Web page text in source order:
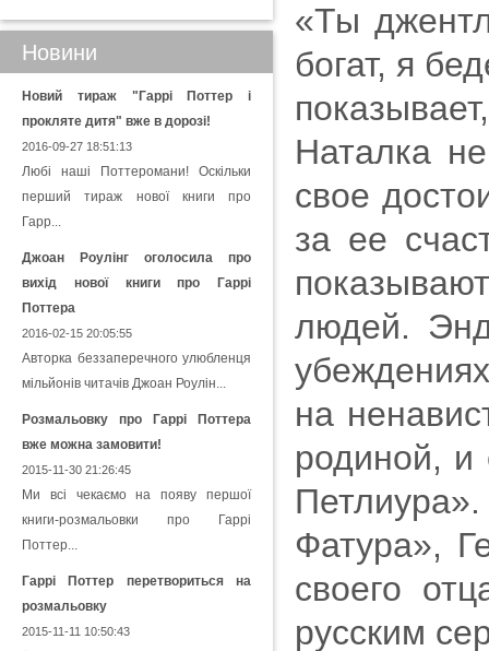
«Ты
богат, я
Наталка
свое
за ее
людей.
на
родиной, и
Фатура»,
своего
русским
Новини
Новий тираж "Гаррі Поттер і
прокляте дитя" вже в дорозі!
2016-09-27 18:51:13
Любі наші Поттеромани! Оскільки
перший тираж нової книги про
Гарр...
Джоан Роулінг оголосила про
вихід нової книги про Гаррі
Поттера
2016-02-15 20:05:55
Авторка беззаперечного улюбленця
мільйонів читачів Джоан Роулін...
Розмальовку про Гаррі Поттера
вже можна замовити!
2015-11-30 21:26:45
Ми всі чекаємо на появу першої
книги-розмальовки про Гаррі
Поттер...
Гаррі Поттер перетвориться на
розмальовку
2015-11-11 10:50:43